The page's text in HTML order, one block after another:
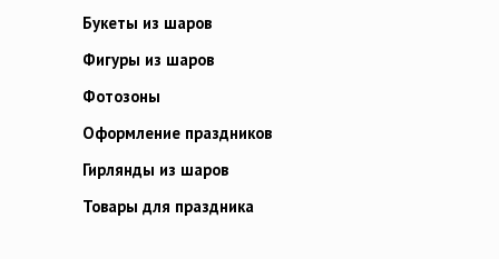
Букеты из шаров
Фигуры из шаров
Фотозоны
Оформление праздников
Гирлянды из шаров
Товары для праздника